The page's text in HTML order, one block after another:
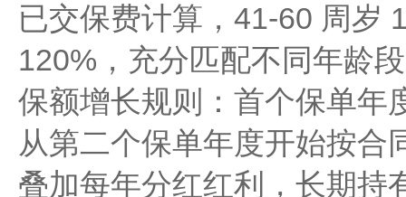
已交保费计算，41-60 周岁
120%，充分匹配不同年龄
保额增长规则：首个保单年
从第二个保单年度开始按合
叠加每年分红红利，长期持